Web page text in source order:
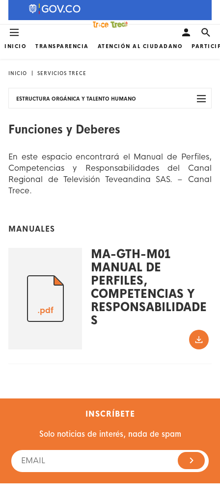
INICIO TRANSPARENCIA ATENCIÓN AL CIUDADANO
INICIO SERVICIOS TRECE
ESTRUCTURA ORGÁNICA Y TALENTO HUMANO
Funciones y Deberes
En este espacio encontrará el Manual de Perfiles,
Competencias y Responsabilidades del Canal
Regional de Televisión Teveandina SAS. – Canal
Trece.
MANUALES
.pdf
MA-GTH-M01
MANUAL DE
PERFILES,
COMPETENCIAS Y
RESPONSABILIDADE
S
INSCRÍBETE
Solo noticias de interés, nada de spam